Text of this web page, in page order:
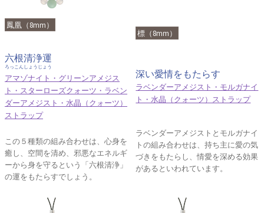
鳳凰（8mm）
六根清浄運
ろっこんしょうじょう
アマゾナイト・グリーンアメジス
ト・スターローズクォーツ・ラベン
ダーアメジスト・水晶（クォーツ）
ストラップ
この５種類の組み合わせは、心身を
癒し、空間を清め、邪悪なエネルギ
ーから身を守るという「六根清浄」
の運をもたらすでしょう。
標（8mm）
深い愛情をもたらす
ラベンダーアメジスト・モルガナイ
ト・水晶（クォーツ）ストラップ
ラベンダーアメジストとモルガナイ
トの組み合わせは、持ち主に愛の気
づきをもたらし、情愛を深める効果
があるといわれています。